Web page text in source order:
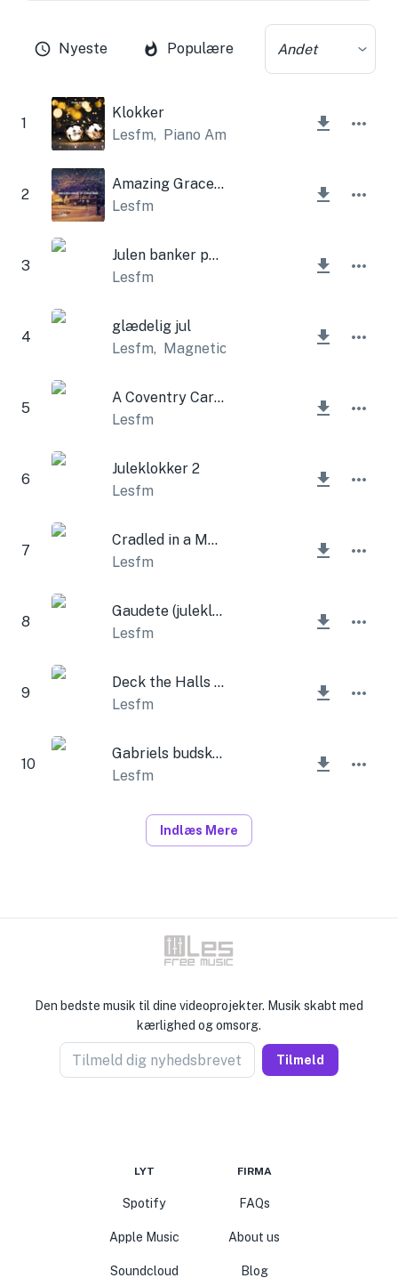
Nyeste Populære Andet
1
Klokker
Lesfm, Piano Amor
2
Amazing Grace of Christmas
Lesfm
3
Julen banker på døren
Lesfm
4
glædelig jul
Lesfm, Magnetic Trailer
5
A Coventry Carol (juleklokker)
Lesfm
6
Juleklokker 2
Lesfm
7
Cradled in a Manger Meanly (juleklokker)
Lesfm
8
Gaudete (juleklokker)
Lesfm
9
Deck the Halls (juleklokker)
Lesfm
10
Gabriels budskab (julemusikdåse og klokker)
Lesfm
Indlæs Mere
Den bedste musik til dine videoprojekter. Musik skabt med
kærlighed og omsorg.
Tilmeld dig nyhedsbrevet Tilmeld
LYT
Spotify
Apple Music
Soundcloud
FIRMA
FAQs
About us
Blog